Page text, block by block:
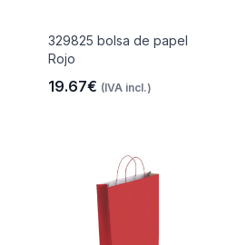
329825 bolsa de papel
Rojo
19.67€ (IVA incl.)